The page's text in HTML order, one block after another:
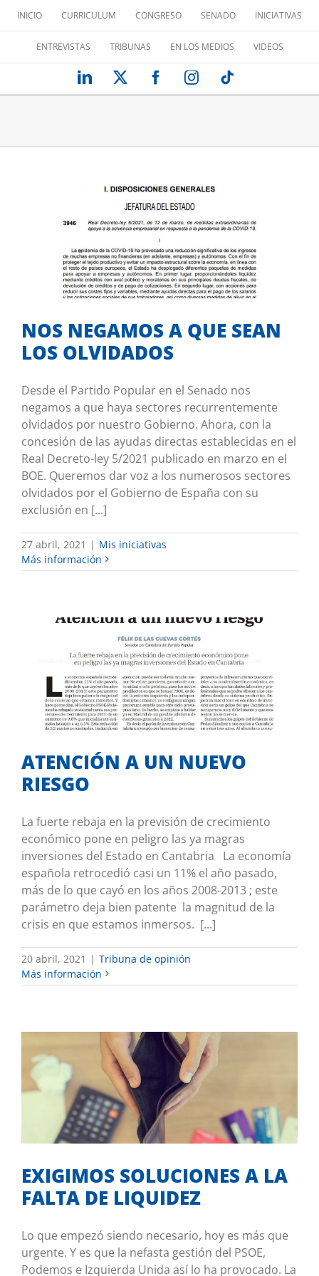
contenido
INICIO CURRICULUM CONGRESO SENADO INICIATIVAS
ENTREVISTAS TRIBUNAS EN LOS MEDIOS VIDEOS
LinkedIn FacebookInstagram
NOS NEGAMOS A QUE SEAN LOS
OLVIDADOS
Mis iniciativas
NOS NEGAMOS A QUE SEAN
LOS OLVIDADOS
Desde el Partido Popular en el Senado nos
negamos a que haya sectores recurrentemente
olvidados por nuestro Gobierno. Ahora, con la
concesión de las ayudas directas establecidas en el
Real Decreto-ley 5/2021 publicado en marzo en el
BOE. Queremos dar voz a los numerosos sectores
olvidados por el Gobierno de España con su
exclusión en [...]
27 abril, 2021 | Mis iniciativas
Más información
ATENCIÓN A UN NUEVO RIESGO
Tribuna de opinión
ATENCIÓN A UN NUEVO
RIESGO
La fuerte rebaja en la previsión de crecimiento
económico pone en peligro las ya magras
inversiones del Estado en Cantabria La economía
española retrocedió casi un 11% el año pasado,
más de lo que cayó en los años 2008-2013 ; este
parámetro deja bien patente la magnitud de la
crisis en que estamos inmersos. [...]
20 abril, 2021 | Tribuna de opinión
Más información
EXIGIMOS SOLUCIONES A LA FALTA DE
LIQUIDEZ
Desde el Senado
EXIGIMOS SOLUCIONES A LA
FALTA DE LIQUIDEZ
Lo que empezó siendo necesario, hoy es más que
urgente. Y es que la nefasta gestión del PSOE,
Podemos e Izquierda Unida así lo ha provocado. La